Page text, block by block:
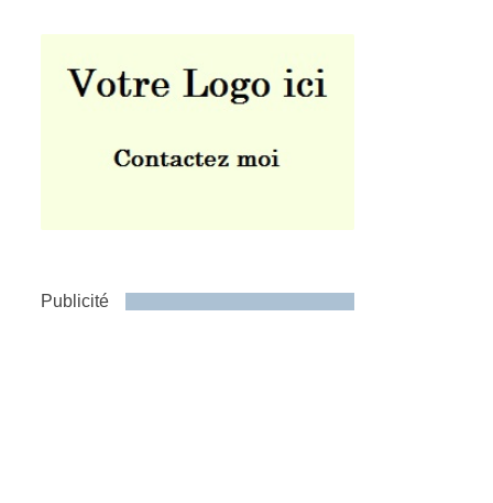
Publicité